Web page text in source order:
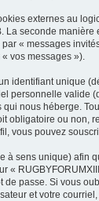
externes au
seconde manière
« messages
vos messages »).
identifiant unique
personnelle valide
nous héberge.
obligatoire ou non,
vous pouvez
à sens unique) afin
«
passe. Si vous
et votre